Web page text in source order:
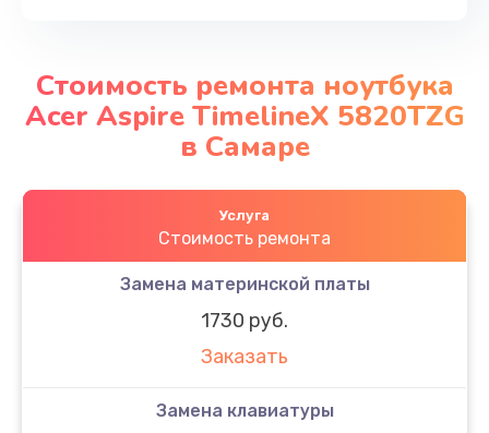
Стоимость ремонта ноутбука
Acer Aspire TimelineX 5820TZG
в Самаре
Услуга
Стоимость ремонта
Замена материнской платы
1730 руб.
Заказать
Замена клавиатуры